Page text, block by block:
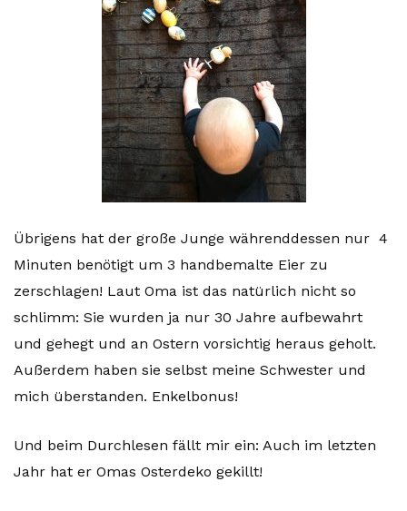
Übrigens hat der große Junge währenddessen nur 4
Minuten benötigt um 3 handbemalte Eier zu
zerschlagen! Laut Oma ist das natürlich nicht so
schlimm: Sie wurden ja nur 30 Jahre aufbewahrt
und gehegt und an Ostern vorsichtig heraus geholt.
Außerdem haben sie selbst meine Schwester und
mich überstanden. Enkelbonus!
Und beim Durchlesen fällt mir ein: Auch im letzten
Jahr hat er Omas Osterdeko gekillt!